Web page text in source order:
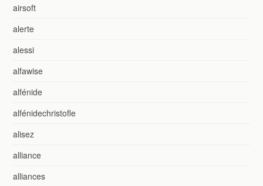
airsoft
alerte
alessi
alfawise
alfénide
alfénidechristofle
alisez
alliance
alliances